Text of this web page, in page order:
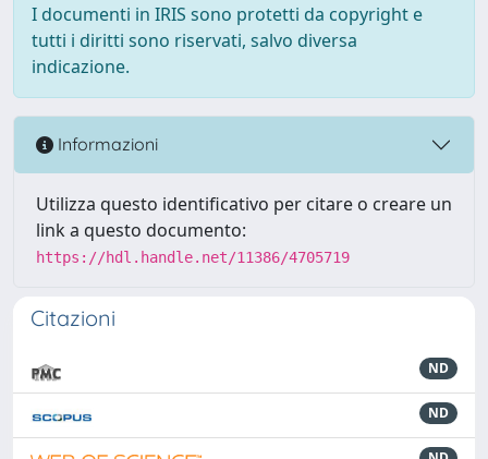
I documenti in IRIS sono protetti da copyright e
tutti i diritti sono riservati, salvo diversa
indicazione.
Informazioni
Utilizza questo identificativo per citare o creare un
link a questo documento:
https://hdl.handle.net/11386/4705719
Citazioni
ND
ND